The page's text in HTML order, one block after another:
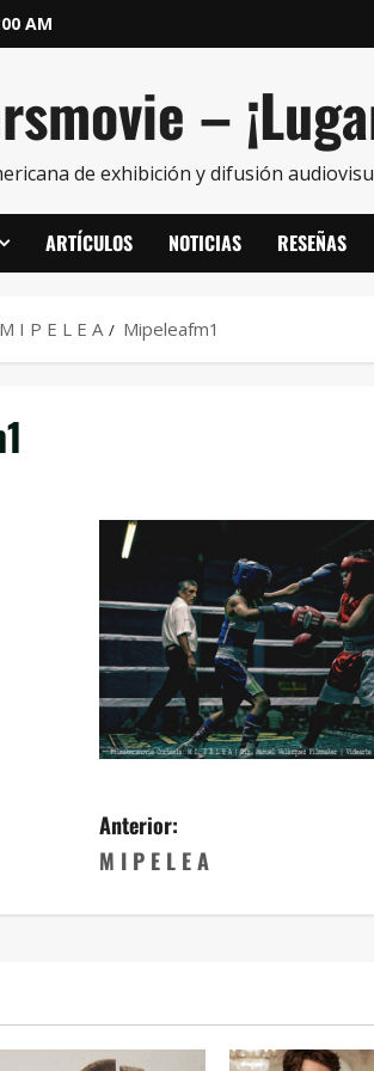
AM
–
de exhibición y difusión
ARTÍCULOS NOTICIAS RESEÑAS
M I P E L E A Mipeleafm1
Anterior:
M I P E L E A